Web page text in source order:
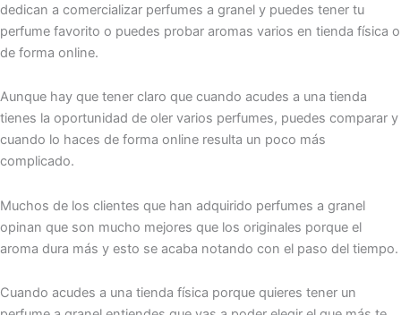
dedican a comercializar perfumes a granel y puedes tener tu
perfume favorito o puedes probar aromas varios en tienda física o
de forma online.
Aunque hay que tener claro que cuando acudes a una tienda
tienes la oportunidad de oler varios perfumes, puedes comparar y
cuando lo haces de forma online resulta un poco más
complicado.
Muchos de los clientes que han adquirido perfumes a granel
opinan que son mucho mejores que los originales porque el
aroma dura más y esto se acaba notando con el paso del tiempo.
Cuando acudes a una tienda física porque quieres tener un